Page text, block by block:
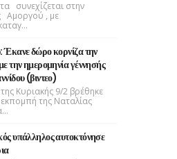
συνεχίζεται στην
Αμοργού , με
Έκανε δώρο κορνίζα την
την ημερομηνία γέννησής
(βιντεο)
Κυριακής 9/2 βρέθηκε
της Ναταλίας
υπάλληλος αυτοκτόνησε